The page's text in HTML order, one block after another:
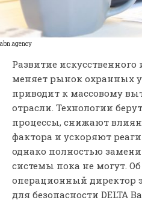
abn.agency
Развитие
меняет рынок охранных
приводит к массовому
отрасли. Технологии
процессы, снижают
фактора и ускоряют
однако полностью
системы пока не могут. Об
операционный директор
для безопасности DELTA